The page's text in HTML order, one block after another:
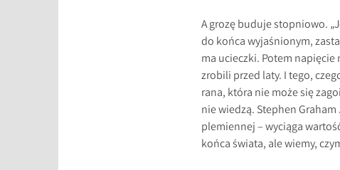
A grozę buduje stopniowo.
do końca wyjaśnionym,
ma ucieczki. Potem napięcie
zrobili przed laty. I tego,
rana, która nie może się
nie wiedzą. Stephen
plemiennej – wyciąga
końca świata, ale wiemy,